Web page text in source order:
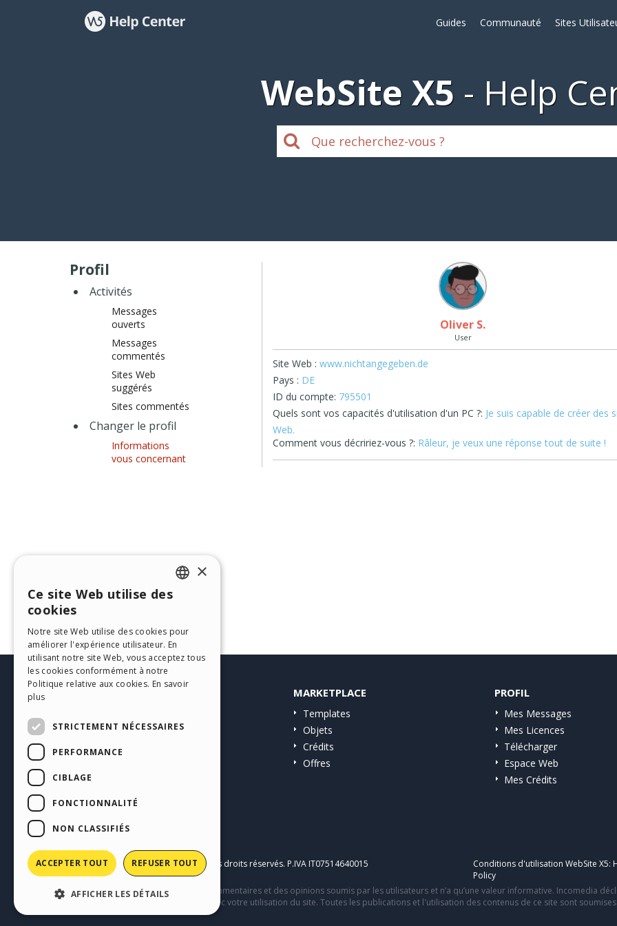
Guides Communauté Sites
WebSite X5 Help
Profil
Activités
Messages
ouverts
Messages
commentés
Sites Web
suggérés
Sites commentés
Changer le profil
Informations
vous concernant
Oliver S.
User
Site Web : www.nichtangegeben.de
Pays : DE
ID du compte: 795501
Quels sont vos capacités d'utilisation d'un PC ?: Je suis capable de créer des
Web.
Comment vous décririez-vous ?: Râleur, je veux une réponse tout de suite !
Communauté
Sites Utilisateurs
MARKETPLACE
Templates
Objets
Crédits
Offres
PROFIL
Mes Messages
Mes Licences
Télécharger
Espace Web
Mes Crédits
Copyright © 2026Incomedia s.r.l. Tous droits réservés. P.IVA IT07514640015 Conditions d'utilisation WebSite X5:
Policy
Ce site contient des contenus, des commentaires et des opinions soumis par les utilisateurs et n’a qu’une valeur informative. Incomedia
comportement de tiers en relation avec votre utilisation du site. Toutes les publications et l'utilisation des contenus de ce site sont
ENGLISH
GERMAN
SPANISH
×
Ce site Web utilise des
cookies
Notre site Web utilise des cookies pour
améliorer l'expérience utilisateur. En
utilisant notre site Web, vous acceptez tous
les cookies conformément à notre
Politique relative aux cookies. En savoir
plus
STRICTEMENT NÉCESSAIRES
PERFORMANCE
CIBLAGE
FONCTIONNALITÉ
NON CLASSIFIÉS
ACCEPTER TOUT REFUSER TOUT
AFFICHER LES DÉTAILS